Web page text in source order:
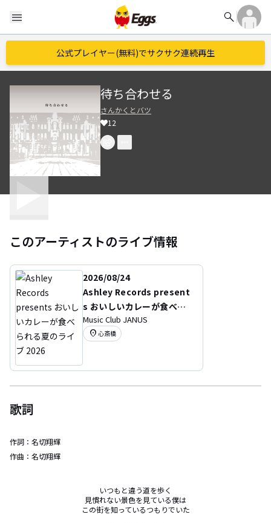
menu search
公式プレイヤー(無料)でサクサク連続再生
待ち合わせる
さんかくとバツ
12
このアーティストのライブ情報
2026/08/24
Ashley Records present
s おいしいカレーが食べら
れる夏のライブ 2026
Music Club JANUS
location_on 心斎橋
歌詞
作詞： 名切翔輝
作曲： 名切翔輝
いつもと違う道を歩く
見慣れない景色を見ている僕は
この街を知っているつもりでいた